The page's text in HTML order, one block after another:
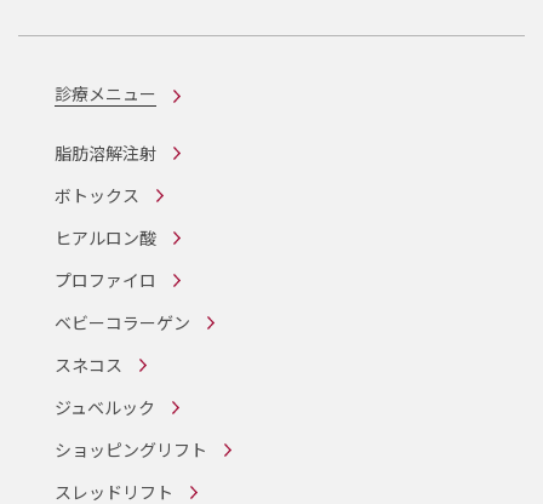
診療メニュー
脂肪溶解注射
ボトックス
ヒアルロン酸
プロファイロ
ベビーコラーゲン
スネコス
ジュベルック
ショッピングリフト
スレッドリフト